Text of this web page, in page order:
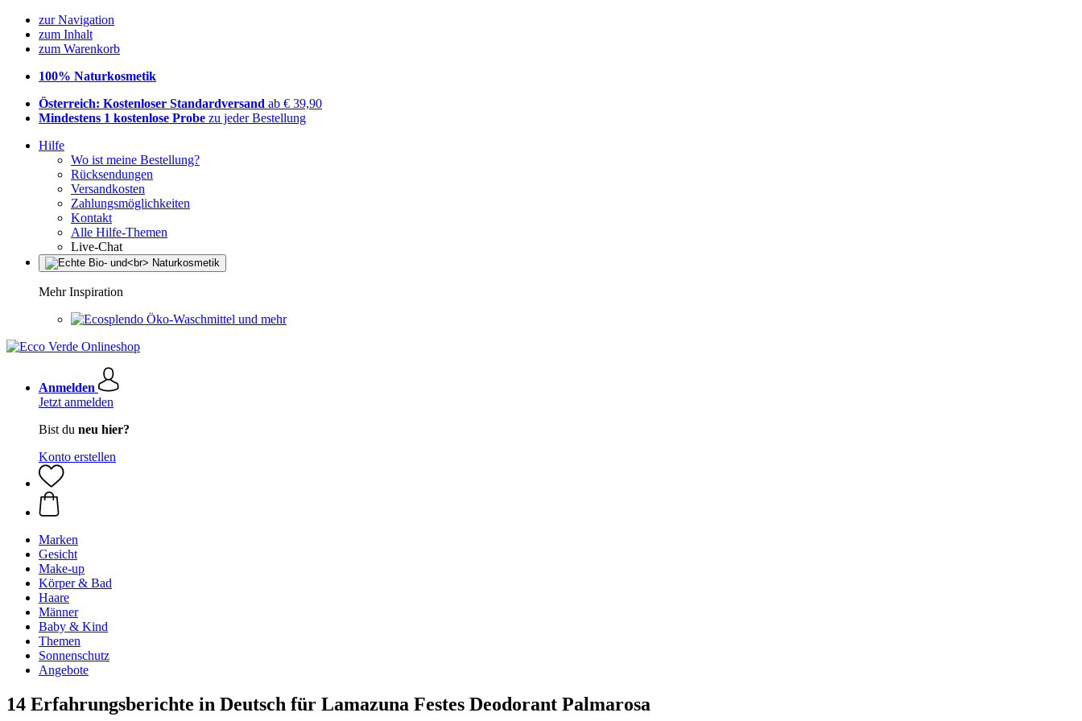
zur Navigation
zum Inhalt
zum Warenkorb
100% Naturkosmetik
Österreich: Kostenloser Standardversand ab € 39,90
Mindestens 1 kostenlose Probe zu jeder Bestellung
Hilfe
Wo ist meine Bestellung?
Rücksendungen
Versandkosten
Zahlungsmöglichkeiten
Kontakt
Alle Hilfe-Themen
Live-Chat
Mehr Inspiration
Öko-Waschmittel und mehr
Anmelden
Jetzt anmelden
Bist du neu hier?
Konto erstellen
Marken
Gesicht
Make-up
Körper & Bad
Haare
Männer
Baby & Kind
Themen
Sonnenschutz
Angebote
14 Erfahrungsberichte in Deutsch für Lamazuna Festes Deodorant Palmarosa